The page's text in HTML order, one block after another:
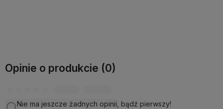
Opinie o produkcie (0)
Nie ma jeszcze żadnych opinii, bądź pierwszy!